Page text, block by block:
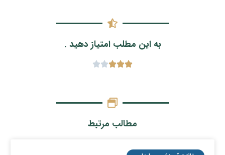
به این مطلب امتیاز دهید .
مطالب مرتبط